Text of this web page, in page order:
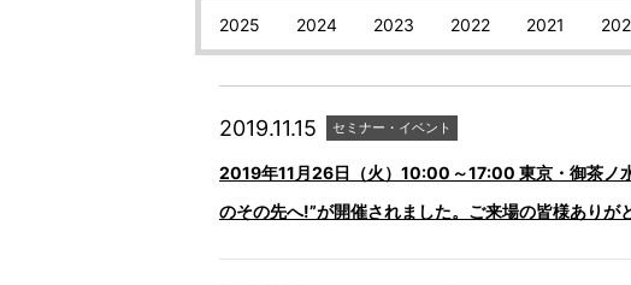
2025 2024 2023 2022 2021
2019.11.15 セミナー・イベント
2019年11月26日（火）10:00～17:00 東京・御茶ノ
のその先へ!”が開催されました。ご来場の皆様ありが